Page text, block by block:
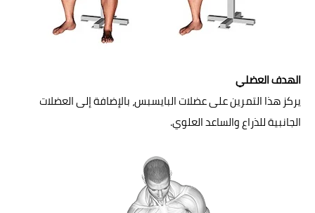
الهدف العضلي
يركز هذا التمرين على عضلات البايسبس، بالإضافة إلى العضلات
الجانبية للذراع والساعد العلوي.